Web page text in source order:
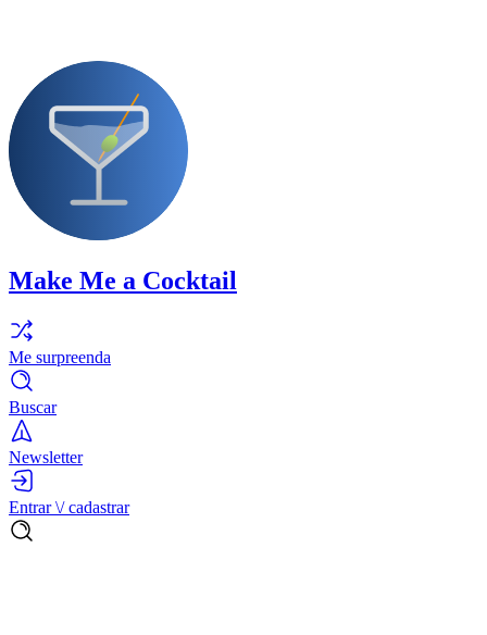
Make Me a Cocktail
Me surpreenda
Buscar
Newsletter
Entrar \/ cadastrar